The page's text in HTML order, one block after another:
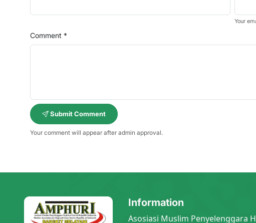
Your
Comment *
Submit Comment
Your comment will appear after admin approval.
Information
Asosiasi Muslim Penyelenggara